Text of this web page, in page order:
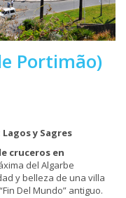
Portimão)
y Sagres
cruceros en
del Algarbe
y belleza de una villa
Del Mundo” antiguo.